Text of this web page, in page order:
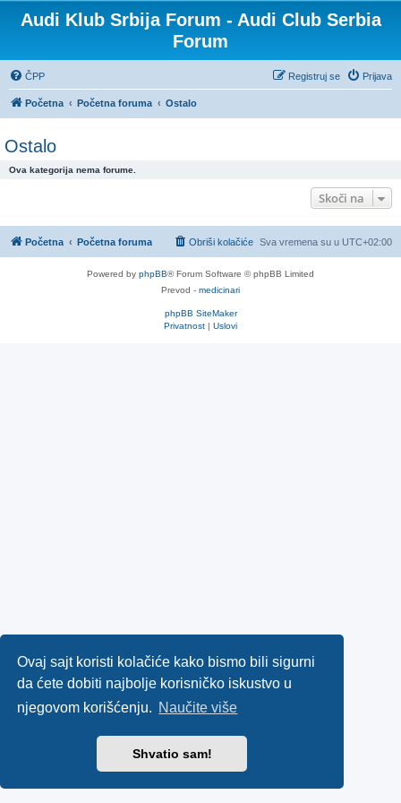
Ovaj sajt koristi kolačiće kako bismo bili sigurni
da ćete dobiti najbolje korisničko iskustvo u
njegovom korišćenju. Naučite više
Shvatio sam!
Audi Klub Srbija Forum - Audi Club Serbia
Forum
ČPP Prijava
Registruj se
Početna Početna foruma Ostalo
Ostalo
Ova kategorija nema forume.
Skoči na
Početna Početna foruma Sva vremena su u UTC+02:00
Obriši kolačiće
Powered by phpBB® Forum Software © phpBB Limited
Prevod - medicinari
phpBB SiteMaker
Privatnost | Uslovi